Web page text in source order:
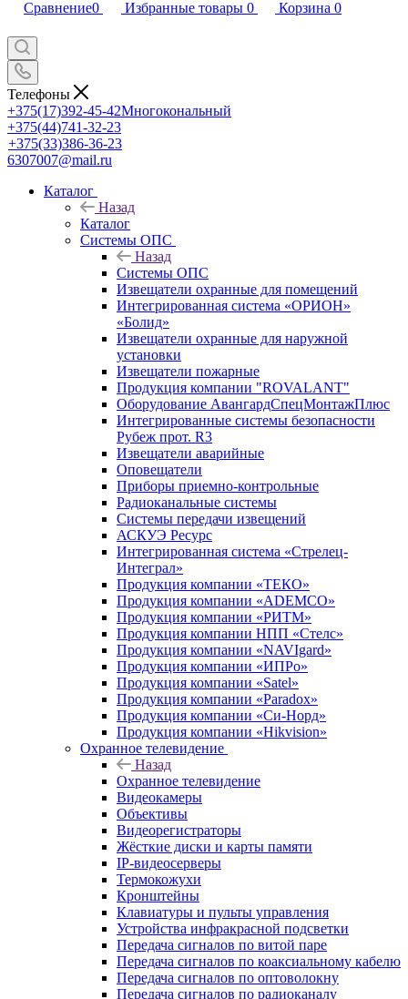
Сравнение0 Избранные товары 0 Корзина 0
Телефоны
+375(17)392-45-42Многокональный
+375(44)741-32-23
+375(33)386-36-23
6307007@mail.ru
Каталог
Назад
Каталог
Системы ОПС
Назад
Системы ОПС
Извещатели охранные для помещений
Интегрированная система «ОРИОН»
«Болид»
Извещатели охранные для наружной
установки
Извещатели пожарные
Продукция компании "ROVALANT"
Оборудование АвангардСпецМонтажПлюс
Интегрированные системы безопасности
Рубеж прот. R3
Извещатели аварийные
Оповещатели
Приборы приемно-контрольные
Радиоканальные системы
Системы передачи извещений
АСКУЭ Ресурс
Интегрированная система «Стрелец-
Интеграл»
Продукция компании «ТЕКО»
Продукция компании «ADEMCO»
Продукция компании «РИТМ»
Продукция компании НПП «Стелс»
Продукция компании «NAVIgard»
Продукция компании «ИПРо»
Продукция компании «Satel»
Продукция компании «Paradox»
Продукция компании «Си-Норд»
Продукция компании «Hikvision»
Охранное телевидение
Назад
Охранное телевидение
Видеокамеры
Объективы
Видеорегистраторы
Жёсткие диски и карты памяти
IP-видеосерверы
Термокожухи
Кронштейны
Клавиатуры и пульты управления
Устройства инфракрасной подсветки
Передача сигналов по витой паре
Передача сигналов по коаксиальному кабелю
Передача сигналов по оптоволокну
Передача сигналов по радиоканалу